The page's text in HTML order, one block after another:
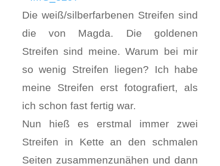
Die weiß/silberfarbenen Streifen sind
die von Magda. Die goldenen
Streifen sind meine. Warum bei mir
so wenig Streifen liegen? Ich habe
meine Streifen erst fotografiert, als
ich schon fast fertig war.
Nun hieß es erstmal immer zwei
Streifen in Kette an den schmalen
Seiten zusammenzunähen und dann